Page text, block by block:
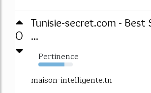
0
Tunisie-secret.com - Best
...
Pertinence
76%
maison-intelligente.tn